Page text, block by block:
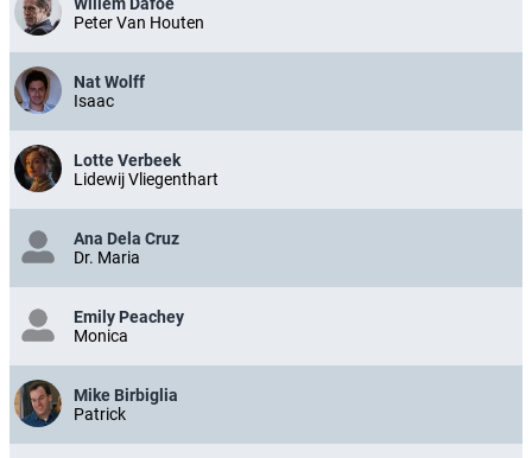
Peter Van Houten
Nat Wolff
Isaac
Lotte Verbeek
Lidewij Vliegenthart
Ana Dela Cruz
Dr. Maria
Emily Peachey
Monica
Mike Birbiglia
Patrick